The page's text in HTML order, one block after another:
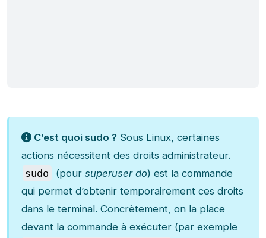
C’est quoi sudo ? Sous Linux, certaines
actions nécessitent des droits administrateur.
sudo
(pour superuser do) est la commande
qui permet d’obtenir temporairement ces droits
dans le terminal. Concrètement, on la place
devant la commande à exécuter (par exemple